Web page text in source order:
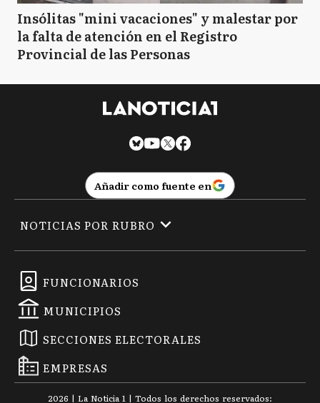
Insólitas "mini vacaciones" y malestar por
la falta de atención en el Registro
Provincial de las Personas
Añadir como fuente en
FUNCIONARIOS
MUNICIPIOS
SECCIONES ELECTORALES
EMPRESAS
NOTICIAS POR RUBRO
2026 | La Noticia 1 | Todos los derechos reservados: